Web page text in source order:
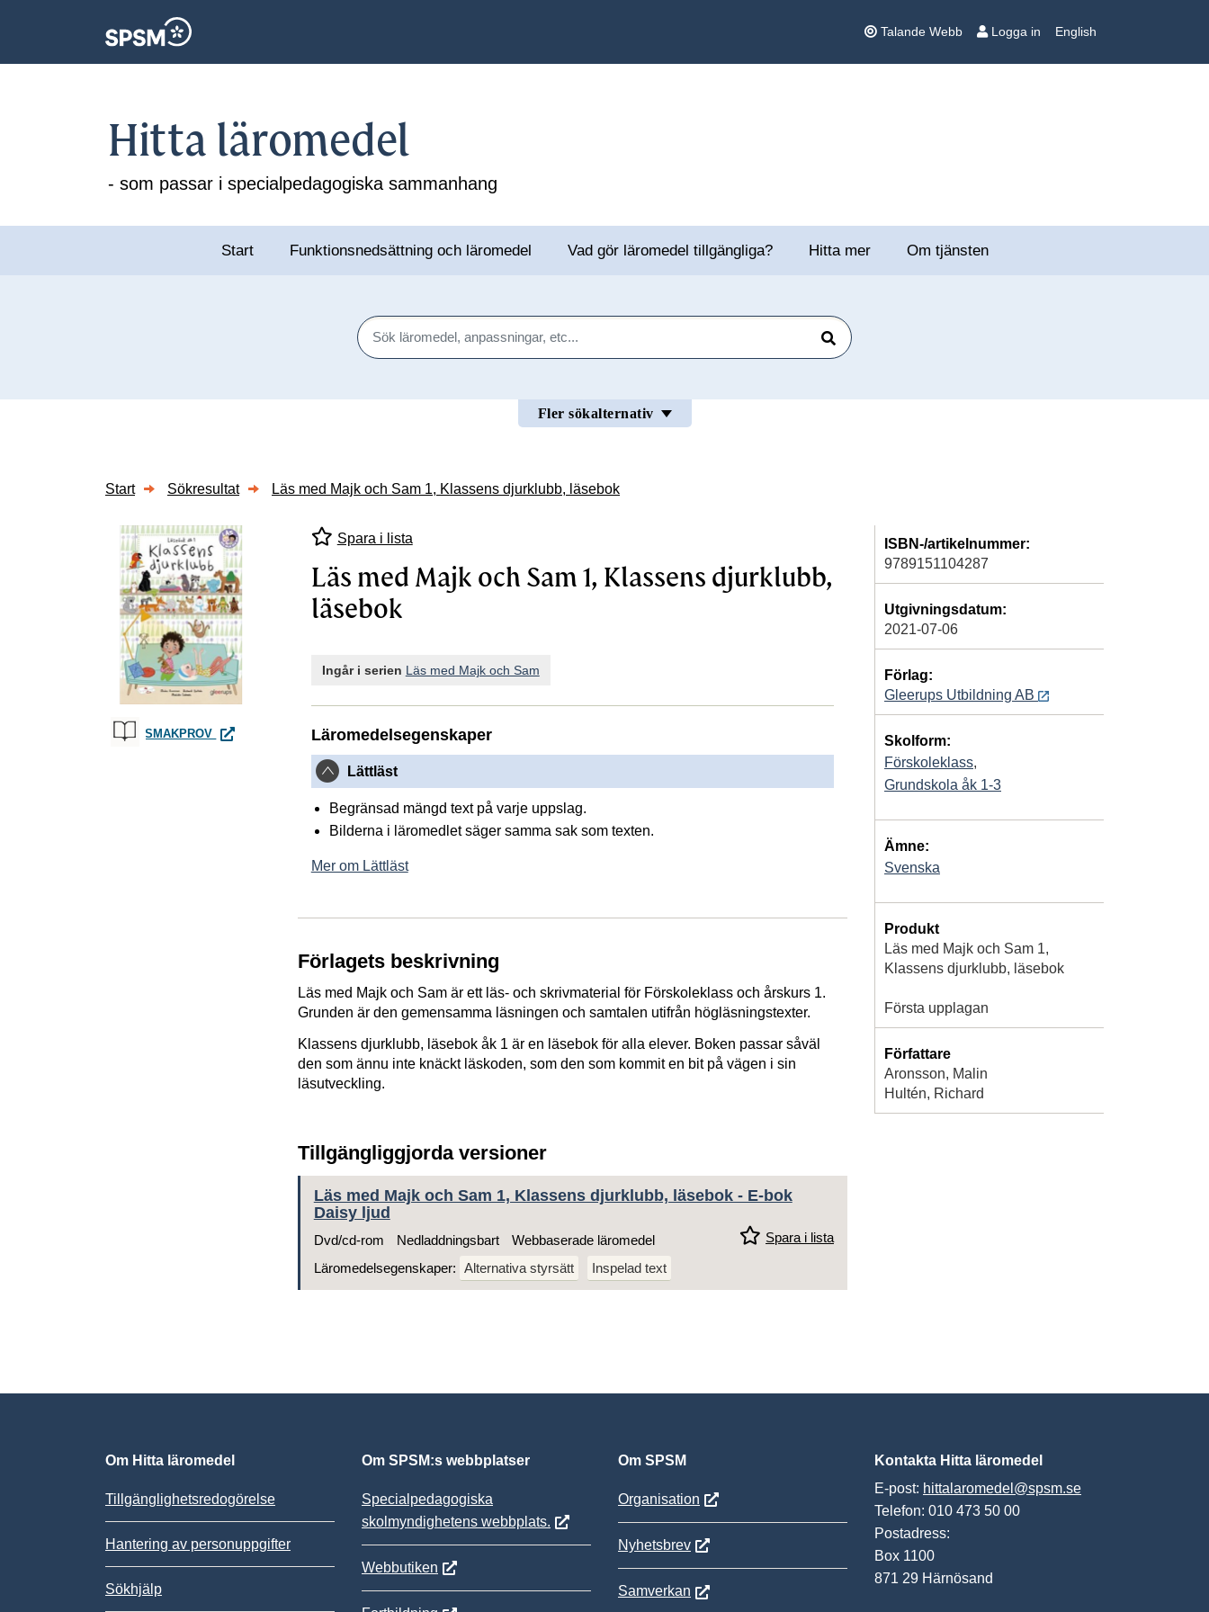
Talande Webb Logga in English
Hitta läromedel
- som passar i specialpedagogiska sammanhang
Start Funktionsnedsättning och läromedel Vad gör läromedel tillgängliga? Hitta mer Om tjänsten
Sök
Sök
Fler sökalternativ
Start Sökresultat Läs med Majk och Sam 1, Klassens djurklubb, läsebok
SMAKPROV LÄS MED MAJK OCH SAM 1, KLASSENS DJURKLUBB, LÄSEBOK
Spara i lista
Läs med Majk och Sam 1, Klassens djurklubb,
läsebok
Ingår i serien Läs med Majk och Sam
Läromedelsegenskaper
Lättläst
Begränsad mängd text på varje uppslag.
Bilderna i läromedlet säger samma sak som texten.
Mer om Lättläst
Förlagets beskrivning
Läs med Majk och Sam är ett läs- och skrivmaterial för Förskoleklass och årskurs 1.
Grunden är den gemensamma läsningen och samtalen utifrån högläsningstexter.
Klassens djurklubb, läsebok åk 1 är en läsebok för alla elever. Boken passar såväl
den som ännu inte knäckt läskoden, som den som kommit en bit på vägen i sin
läsutveckling.
Tillgängliggjorda versioner
Läs med Majk och Sam 1, Klassens djurklubb, läsebok - E-bok
Daisy ljud
Spara i lista
Dvd/cd-rom Nedladdningsbart
Webbaserade läromedel
Läromedelsegenskaper: Alternativa styrsätt Inspelad text
ISBN-/artikelnummer:
9789151104287
Utgivningsdatum:
2021-07-06
Förlag:
Gleerups Utbildning AB
Skolform:
Förskoleklass,
Grundskola åk 1-3
Ämne:
Svenska
Produkt
Läs med Majk och Sam 1,
Klassens djurklubb, läsebok
Första upplagan
Författare
Aronsson, Malin
Hultén, Richard
Om Hitta läromedel
Tillgänglighetsredogörelse
Hantering av personuppgifter
Sökhjälp
Om SPSM:s webbplatser
Specialpedagogiska
skolmyndighetens webbplats.
Webbutiken
Om SPSM
Organisation
Nyhetsbrev
Samverkan
Kontakta Hitta läromedel
E-post: hittalaromedel@spsm.se
Telefon: 010 473 50 00
Postadress:
Box 1100
871 29 Härnösand